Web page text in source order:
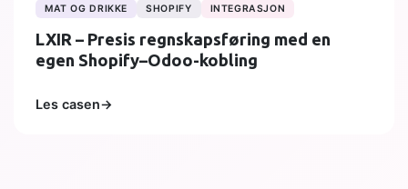
MAT OG DRIKKE SHOPIFY INTEGRASJON
LXIR – Presis regnskapsføring med en
egen Shopify–Odoo-kobling
Les casen→